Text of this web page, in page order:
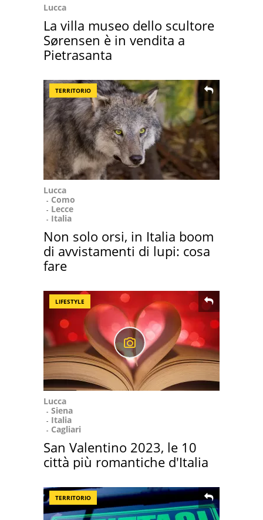
Lucca
La villa museo dello scultore
Sørensen è in vendita a
Pietrasanta
TERRITORIO
Lucca
Como
Lecce
Italia
Non solo orsi, in Italia boom
di avvistamenti di lupi: cosa
fare
LIFESTYLE
Lucca
Siena
Italia
Cagliari
San Valentino 2023, le 10
città più romantiche d'Italia
TERRITORIO